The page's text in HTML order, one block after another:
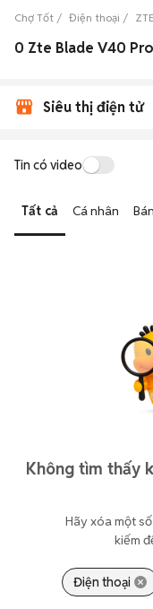
Chợ Tốt Điện thoại ZTE
0 Zte Blade V40
Siêu thị điện tử
Tin có video
Tất cả Cá nhân
Không tìm thấy
Hãy xóa một
kiếm
Điện thoại